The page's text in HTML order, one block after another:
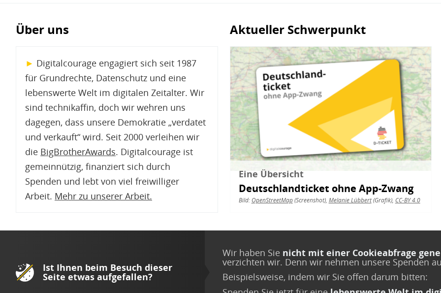
Über uns
► Digitalcourage engagiert sich seit 1987
für Grundrechte, Datenschutz und eine
lebenswerte Welt im digitalen Zeitalter. Wir
sind technikaffin, doch wir wehren uns
dagegen, dass unsere Demokratie „verdatet
und verkauft“ wird. Seit 2000 verleihen wir
die BigBrotherAwards. Digitalcourage ist
gemeinnützig, finanziert sich durch
Spenden und lebt von viel freiwilliger
Arbeit. Mehr zu unserer Arbeit.
Aktueller Schwerpunkt
Bild
Eine Übersicht
Deutschlandticket ohne App-Zwang
Bild: OpenStreetMap(Screenshot), Melanie Lübbert(Grafik), CC-BY 4.0
Ist Ihnen beim Besuch dieser
Seite etwas aufgefallen?
Wir haben Sie nicht mit einer Cookieabfrage
verzichten wir. Denn wir nehmen unsere Spenden
Beispielsweise, indem wir Sie offen darum bitten: